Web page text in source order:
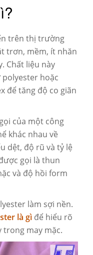
trên thị trường
trơn, mềm, ít nhăn
Chất liệu này
hoặc
để tăng độ co giãn
của một công
khác nhau về
dệt, độ rũ và tỷ lệ
gọi là thun
và độ hồi form
làm sợi nền.
là gì để hiểu rõ
trong may mặc.